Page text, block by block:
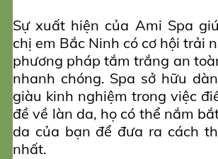
Sự xuất hiện của Ami Spa
chị em Bắc Ninh có cơ hội trải
phương pháp tắm trắng an
nhanh chóng. Spa sở hữu
giàu kinh nghiệm trong việc
đề về làn da, họ có thể nắm
da của bạn để đưa ra cách
nhất.